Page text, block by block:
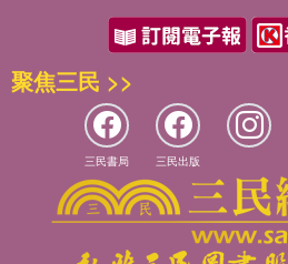
杏子陰假鳳泣虛凰
投鼠忌器寶玉瞞贓
憨湘云醉眠芍藥梱
呆香菱酣斗夫妻蕙
壽怡紅群芳開夜宴
情小妹恥情歸地府
苦尤娘賺入大觀園
覺大限吞生金自逝
鴛鴦女無意遇鴛鴦
癡丫頭誤拾繡春囊
聚焦三民 >>
三民書局 三民出版